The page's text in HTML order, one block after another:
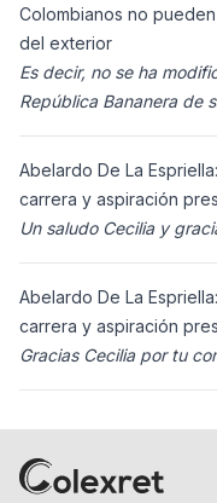
Colombianos no
del exterior
Es decir, no se ha
República Bananera de
Abelardo De La
carrera y aspiración
Un saludo Cecilia y
Abelardo De La
carrera y aspiración